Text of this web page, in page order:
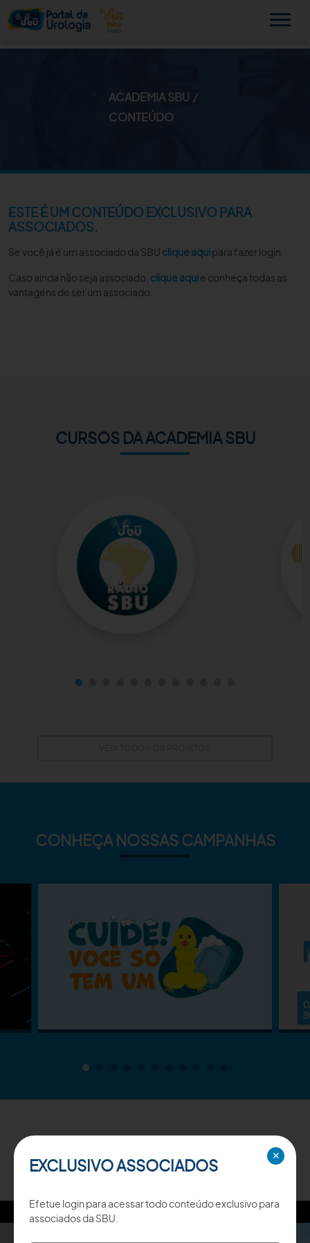
PUBLICAÇÕES
SBU NO CONSULTÓRIO
EDUCAÇÃO CONTINUADA
ACADEMIA SBU
CONTEÚDO
ESTE É UM CONTEÚDO EXCLUSIVO PARA
ASSOCIADOS.
Se você já é um associado da SBU clique aquipara fazer login.
Caso ainda não seja associado, clique aquie conheça todas as
vantagens de ser um associado.
CURSOS DA ACADEMIA SBU
CONHEÇA NOSSAS CAMPANHAS
TV SBU ✕
EXCLUSIVO ASSOCIADOS
Efetue login para acessar todo conteúdo exclusivo para
associados da SBU.